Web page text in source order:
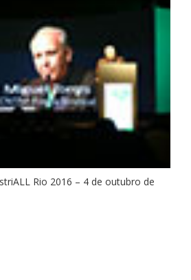
Rio 2016 – 4 de outubro de